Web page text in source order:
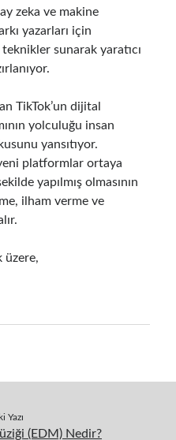
zeka ve makine
yazarları için
sunarak yaratıcı
TikTok’un dijital
yolculuğu insan
yansıtıyor.
platformlar ortaya
yapılmış olmasının
ilham verme ve
üzere,
Yazı
(EDM) Nedir?